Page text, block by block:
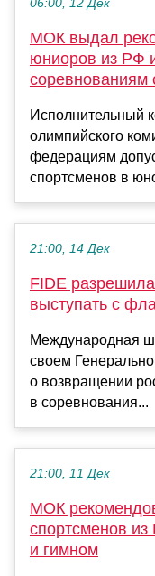
06:00, 12 Дек
МОК выдал
юниоров из РФ
Исполнительный
олимпийского
федерациям
спортсменов в
21:00, 14 Дек
FIDE
выступать с
Международная
своем
о возвращении
в соревнования...
21:00, 11 Дек
МОК
спортсменов
и гимном